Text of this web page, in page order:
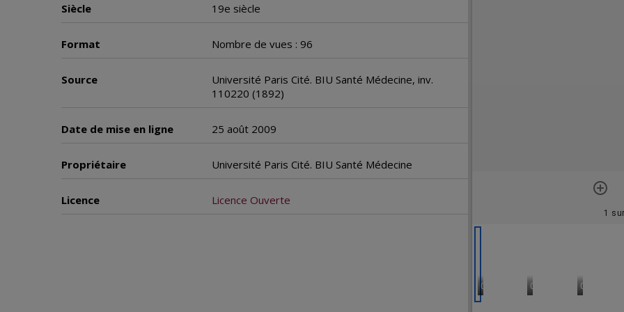
Siècle 19e siècle
Format Nombre de vues : 96
Source
Université Paris Cité. BIU Santé Médecine, inv.
110220 (1892)
Date de mise en ligne 25 août 2009
Propriétaire Université Paris Cité. BIU Santé Médecine
Licence Licence Ouverte
1
0001 - Page 1 - Bulletin
0002 - Page 2 -0003 -